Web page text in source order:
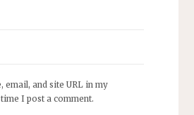
email, and site URL in my
I post a comment.